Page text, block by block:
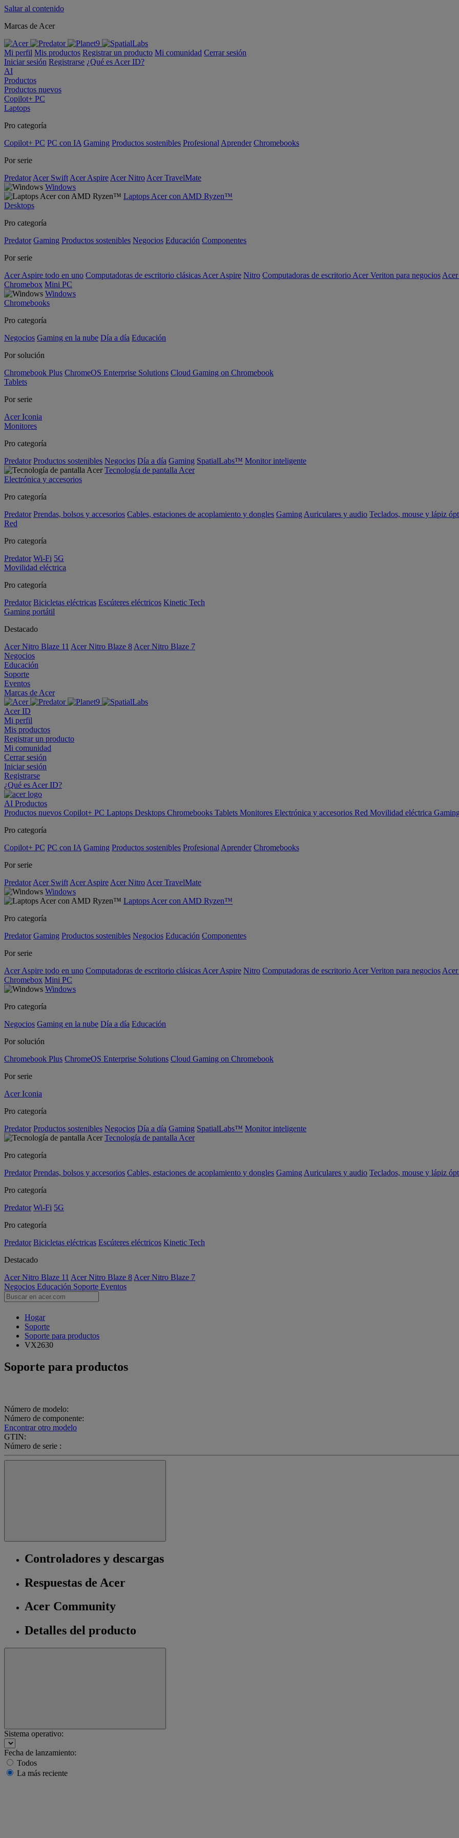
Saltar al contenido
Marcas de Acer
Mi perfil Mis productos Registrar un producto Mi comunidad Cerrar sesión
Iniciar sesión Registrarse ¿Qué es Acer ID?
AI
Productos
Productos nuevos
Copilot+ PC
Laptops
Pro categoría
Copilot+ PC PC con IA Gaming Productos sostenibles Profesional Aprender Chromebooks
Por serie
Predator Acer Swift Acer Aspire Acer Nitro Acer TravelMate
Windows
Laptops Acer con AMD Ryzen™
Desktops
Pro categoría
Predator Gaming Productos sostenibles Negocios Educación Componentes
Por serie
Acer Aspire todo en uno Computadoras de escritorio clásicas Acer Aspire Nitro Computadoras de escritorio Acer Veriton para negocios
Chromebox Mini PC
Windows
Chromebooks
Pro categoría
Negocios Gaming en la nube Día a día Educación
Por solución
Chromebook Plus ChromeOS Enterprise Solutions Cloud Gaming on Chromebook
Tablets
Por serie
Acer Iconia
Monitores
Pro categoría
Predator Productos sostenibles Negocios Día a día Gaming SpatialLabs™ Monitor inteligente
Tecnología de pantalla Acer
Electrónica y accesorios
Pro categoría
Predator Prendas, bolsos y accesorios Cables, estaciones de acoplamiento y dongles Gaming Auriculares y audio Teclados, mouse y lápiz
Red
Pro categoría
Predator Wi-Fi 5G
Movilidad eléctrica
Pro categoría
Predator Bicicletas eléctricas Escúteres eléctricos Kinetic Tech
Gaming portátil
Destacado
Acer Nitro Blaze 11 Acer Nitro Blaze 8 Acer Nitro Blaze 7
Negocios
Educación
Soporte
Eventos
Marcas de Acer
Acer ID
Mi perfil
Mis productos
Registrar un producto
Mi comunidad
Cerrar sesión
Iniciar sesión
Registrarse
¿Qué es Acer ID?
AI Productos
Productos nuevos Copilot+ PC Laptops Desktops Chromebooks Tablets Monitores Electrónica y accesorios Red Movilidad eléctrica
Pro categoría
Copilot+ PC PC con IA Gaming Productos sostenibles Profesional Aprender Chromebooks
Por serie
Predator Acer Swift Acer Aspire Acer Nitro Acer TravelMate
Windows
Laptops Acer con AMD Ryzen™
Pro categoría
Predator Gaming Productos sostenibles Negocios Educación Componentes
Por serie
Acer Aspire todo en uno Computadoras de escritorio clásicas Acer Aspire Nitro Computadoras de escritorio Acer Veriton para negocios
Chromebox Mini PC
Windows
Pro categoría
Negocios Gaming en la nube Día a día Educación
Por solución
Chromebook Plus ChromeOS Enterprise Solutions Cloud Gaming on Chromebook
Por serie
Acer Iconia
Pro categoría
Predator Productos sostenibles Negocios Día a día Gaming SpatialLabs™ Monitor inteligente
Tecnología de pantalla Acer
Pro categoría
Predator Prendas, bolsos y accesorios Cables, estaciones de acoplamiento y dongles Gaming Auriculares y audio Teclados, mouse y lápiz
Pro categoría
Predator Wi-Fi 5G
Pro categoría
Predator Bicicletas eléctricas Escúteres eléctricos Kinetic Tech
Destacado
Acer Nitro Blaze 11 Acer Nitro Blaze 8 Acer Nitro Blaze 7
Negocios Educación Soporte Eventos
Hogar
Soporte
Soporte para productos
VX2630
Soporte para productos
Número de modelo:
Número de componente:
Encontrar otro modelo
GTIN:
Número de serie :
Controladores y descargas
Respuestas de Acer
Acer Community
Detalles del producto
Sistema operativo:
Fecha de lanzamiento:
Todos
La más reciente